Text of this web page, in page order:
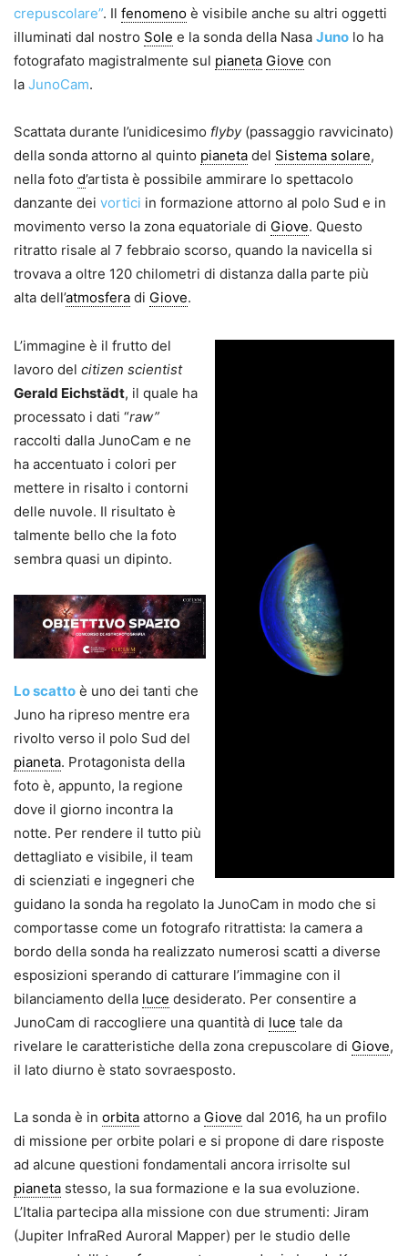
crepuscolare”. Il fenomeno è visibile anche su altri oggetti
illuminati dal nostro Sole e la sonda della Nasa Juno lo ha
fotografato magistralmente sul pianeta Giove con
la JunoCam.
Scattata durante l’unidicesimo flyby(passaggio ravvicinato)
della sonda attorno al quinto pianeta del Sistema solare,
nella foto d’artista è possibile ammirare lo spettacolo
danzante dei vortici in formazione attorno al polo Sud e in
movimento verso la zona equatoriale di Giove. Questo
ritratto risale al 7 febbraio scorso, quando la navicella si
trovava a oltre 120 chilometri di distanza dalla parte più
alta dell’atmosfera di Giove.
L’immagine è il frutto del
lavoro del citizen scientist
Gerald Eichstädt, il quale ha
processato i dati “raw”
raccolti dalla JunoCam e ne
ha accentuato i colori per
mettere in risalto i contorni
delle nuvole. Il risultato è
talmente bello che la foto
sembra quasi un dipinto.
Lo scatto è uno dei tanti che
Juno ha ripreso mentre era
rivolto verso il polo Sud del
pianeta. Protagonista della
foto è, appunto, la regione
dove il giorno incontra la
notte. Per rendere il tutto più
dettagliato e visibile, il team
di scienziati e ingegneri che
guidano la sonda ha regolato la JunoCam in modo che si
comportasse come un fotografo ritrattista: la camera a
bordo della sonda ha realizzato numerosi scatti a diverse
esposizioni sperando di catturare l’immagine con il
bilanciamento della luce desiderato. Per consentire a
JunoCam di raccogliere una quantità di luce tale da
rivelare le caratteristiche della zona crepuscolare di Giove,
il lato diurno è stato sovraesposto.
La sonda è in orbita attorno a Giove dal 2016, ha un profilo
di missione per orbite polari e si propone di dare risposte
ad alcune questioni fondamentali ancora irrisolte sul
pianeta stesso, la sua formazione e la sua evoluzione.
L’Italia partecipa alla missione con due strumenti: Jiram
(Jupiter InfraRed Auroral Mapper) per le studio delle